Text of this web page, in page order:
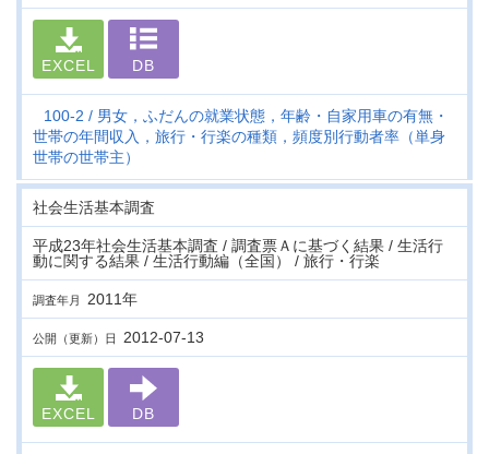
EXCEL DB
100-2
男女，ふだんの就業状態，年齢・自家用車の有無・
世帯の年間収入，旅行・行楽の種類，頻度別行動者率（単身
世帯の世帯主）
社会生活基本調査
平成23年社会生活基本調査 / 調査票Ａに基づく結果 / 生活行
動に関する結果 / 生活行動編（全国） / 旅行・行楽
調査年月 2011年
公開（更新）日 2012-07-13
EXCEL DB